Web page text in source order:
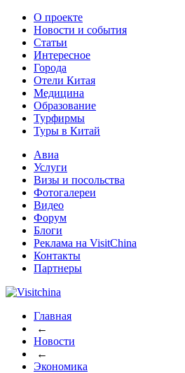
О проекте
Новости и события
Статьи
Интересное
Города
Отели Китая
Медицина
Образование
Турфирмы
Туры в Китай
Авиа
Услуги
Визы и посольства
Фотогалереи
Видео
Форум
Блоги
Реклама на VisitChina
Контакты
Партнеры
Главная
←
Новости
←
Экономика